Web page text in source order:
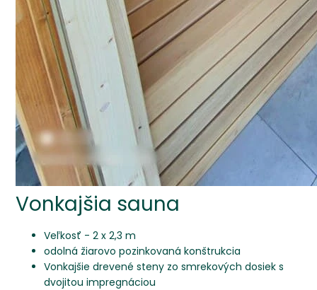
Vonkajšia sauna
Veľkosť - 2 x 2,3 m
odolná žiarovo pozinkovaná konštrukcia
Vonkajšie drevené steny zo smrekových dosiek s
dvojitou impregnáciou